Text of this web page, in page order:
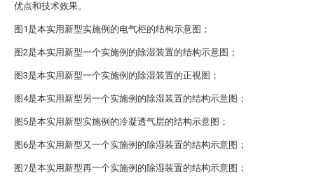
优点和技术效果。
图1是本实用新型实施例的电气柜的结构示意图；
图2是本实用新型一个实施例的除湿装置的结构示意图；
图3是本实用新型一个实施例的除湿装置的正视图；
图4是本实用新型另一个实施例的除湿装置的结构示意图；
图5是本实用新型实施例的冷凝透气层的结构示意图；
图6是本实用新型又一个实施例的除湿装置的结构示意图；
图7是本实用新型再一个实施例的除湿装置的结构示意图；